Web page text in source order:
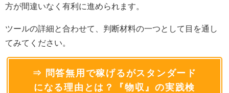
方が間違いなく有利に進められます。
ツールの詳細と合わせて、判断材料の一つとして目を通し
てみてください。
⇒ 問答無用で稼げるがスタンダード
になる理由とは？『物収』の実践検